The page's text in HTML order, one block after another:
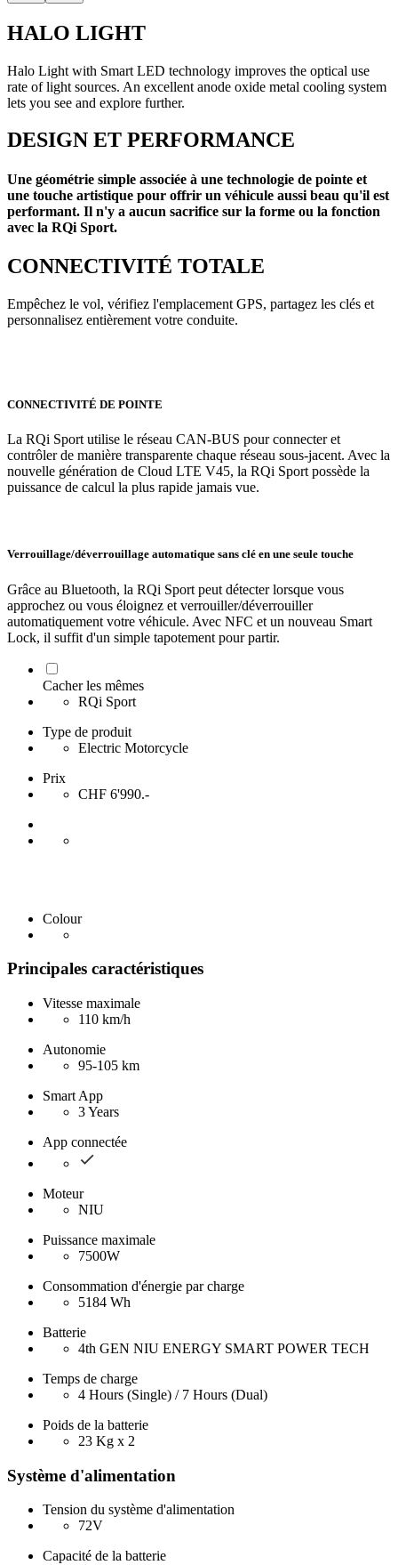
HALO LIGHT
Halo Light with Smart LED technology improves the optical use
rate of light sources. An excellent anode oxide metal cooling system
lets you see and explore further.
DESIGN ET PERFORMANCE
Une géométrie simple associée à une technologie de pointe et
une touche artistique pour offrir un véhicule aussi beau qu'il est
performant. Il n'y a aucun sacrifice sur la forme ou la fonction
avec la RQi Sport.
CONNECTIVITÉ TOTALE
Empêchez le vol, vérifiez l'emplacement GPS, partagez les clés et
personnalisez entièrement votre conduite.
CONNECTIVITÉ DE POINTE
La RQi Sport utilise le réseau CAN-BUS pour connecter et
contrôler de manière transparente chaque réseau sous-jacent. Avec la
nouvelle génération de Cloud LTE V45, la RQi Sport possède la
puissance de calcul la plus rapide jamais vue.
Verrouillage/déverrouillage automatique sans clé en une seule touche
Grâce au Bluetooth, la RQi Sport peut détecter lorsque vous
approchez ou vous éloignez et verrouiller/déverrouiller
automatiquement votre véhicule. Avec NFC et un nouveau Smart
Lock, il suffit d'un simple tapotement pour partir.
Cacher les mêmes
RQi Sport
Type de produit
Electric Motorcycle
Prix
CHF 6'990.-
Colour
Principales caractéristiques
Vitesse maximale
110 km/h
Autonomie
95-105 km
Smart App
3 Years
App connectée
Moteur
NIU
Puissance maximale
7500W
Consommation d'énergie par charge
5184 Wh
Batterie
4th GEN NIU ENERGY SMART POWER TECH
Temps de charge
4 Hours (Single) / 7 Hours (Dual)
Poids de la batterie
23 Kg x 2
Système d'alimentation
Tension du système d'alimentation
72V
Capacité de la batterie